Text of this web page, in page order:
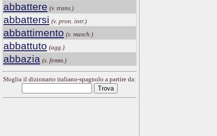
abbattere (v. trans.)
abbattersi (v. pron. intr.)
abbattimento (s. masch.)
abbattuto (agg.)
abbazia (s. femm.)
Sfoglia il dizionario italiano-spagnolo a partire da: